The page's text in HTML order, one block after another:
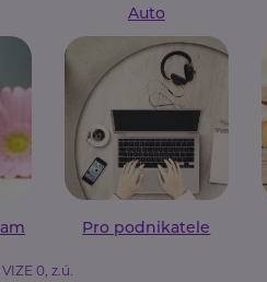
Auto
Pro podnikatele
0, z.ú.